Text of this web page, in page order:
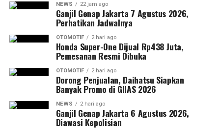
NEWS 22 jam ago
Ganjil Genap Jakarta 7 Agustus 2026,
Perhatikan Jadwalnya
OTOMOTIF 2 hari ago
Honda Super-One Dijual Rp438 Juta,
Pemesanan Resmi Dibuka
OTOMOTIF 2 hari ago
Dorong Penjualan, Daihatsu Siapkan
Banyak Promo di GIIAS 2026
NEWS 2 hari ago
Ganjil Genap Jakarta 6 Agustus 2026,
Diawasi Kepolisian